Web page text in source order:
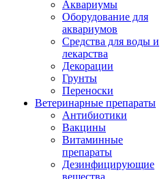
Аквариумы
Оборудование для
аквариумов
Средства для воды и
лекарства
Декорации
Грунты
Переноски
Ветеринарные препараты
Антибиотики
Вакцины
Витаминные
препараты
Дезинфицирующие
вещества